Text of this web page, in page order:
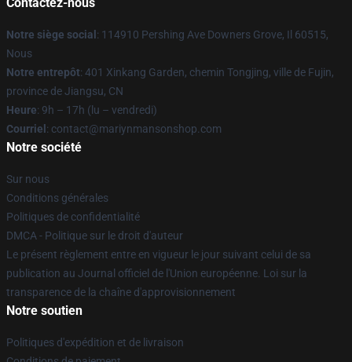
Notre siège social : 114910 Pershing Ave Downers Grove, Il 60515,
Nous
Notre entrepôt: 401 Xinkang Garden, chemin Tongjing, ville de Fujin,
province de Jiangsu, CN
Heure: 9h – 17h (lu – vendredi)
Courriel : contact@mariynmansonshop.com
Notre société
Sur nous
Conditions générales
Politiques de confidentialité
DMCA - Politique sur le droit d'auteur
Le présent règlement entre en vigueur le jour suivant celui de sa
publication au Journal officiel de l'Union européenne. Loi sur la
transparence de la chaîne d'approvisionnement
Notre soutien
Politiques d'expédition et de livraison